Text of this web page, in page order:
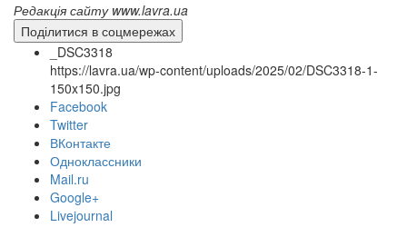
онлайн трансляції
12 сентября 2015
12 сентября 2015
Редакція сайту www.lavra.ua
Поділитися в соцмережах
_DSC3318
https://lavra.ua/wp-content/uploads/2025/02/DSC3318-1-
150x150.jpg
Facebook
Twitter
ВКонтакте
Одноклассники
Mail.ru
Google+
Livejournal